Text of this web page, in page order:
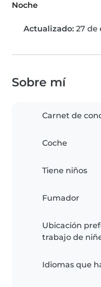
Noche
Actualizado: 27 de
Sobre mí
Carnet de
Coche
Tiene niños
Fumador
Ubicación
trabajo de
Idiomas que